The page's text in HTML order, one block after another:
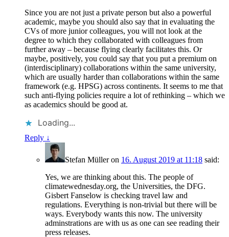
Since you are not just a private person but also a powerful
academic, maybe you should also say that in evaluating the
CVs of more junior colleagues, you will not look at the
degree to which they collaborated with colleagues from
further away – because flying clearly facilitates this. Or
maybe, positively, you could say that you put a premium on
(interdisciplinary) collaborations within the same university,
which are usually harder than collaborations within the same
framework (e.g. HPSG) across continents. It seems to me that
such anti-flying policies require a lot of rethinking – which we
as academics should be good at.
Loading...
Reply ↓
Stefan Mülleron 16. August 2019 at 11:18 said:
Yes, we are thinking about this. The people of
climatewednesday.org, the Universities, the DFG.
Gisbert Fanselow is checking travel law and
regulations. Everything is non-trivial but there will be
ways. Everybody wants this now. The university
adminstrations are with us as one can see reading their
press releases.